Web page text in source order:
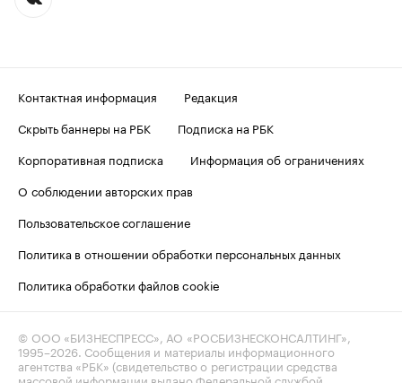
Контактная информация
Редакция
Скрыть баннеры на РБК
Подписка на РБК
Корпоративная подписка
Информация об ограничениях
О соблюдении авторских прав
Пользовательское соглашение
Политика в отношении обработки персональных данных
Политика обработки файлов cookie
© ООО «БИЗНЕСПРЕСС», АО «РОСБИЗНЕСКОНСАЛТИНГ»,
1995–2026. Сообщения и материалы информационного
агентства «РБК» (свидетельство о регистрации средства